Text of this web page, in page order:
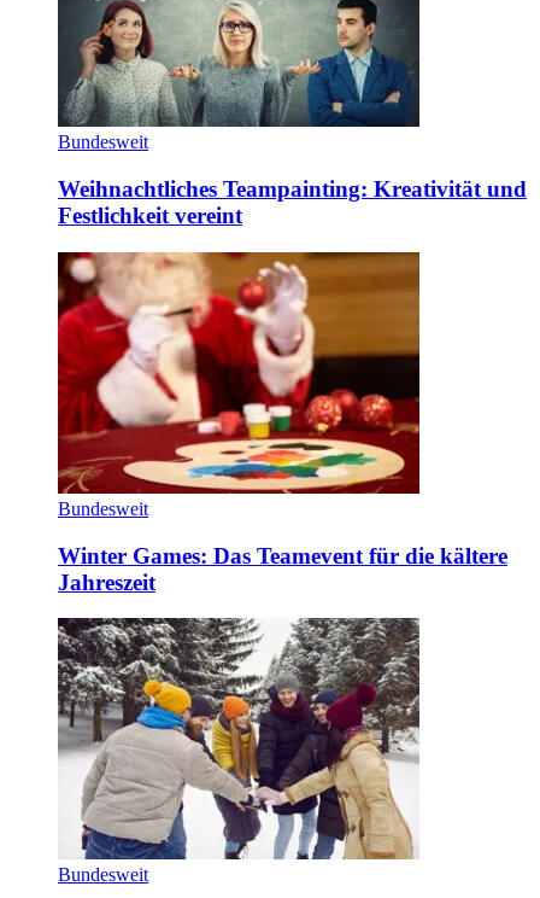
Bundesweit
Weihnachtliches Teampainting: Kreativität und
Festlichkeit vereint
Bundesweit
Winter Games: Das Teamevent für die kältere
Jahreszeit
Bundesweit